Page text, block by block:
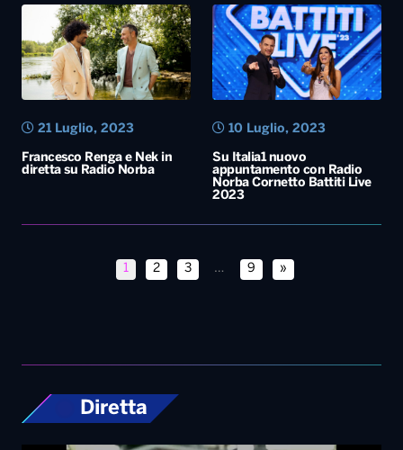
Francesco Renga e Nek in
diretta su Radio Norba
21 Luglio, 2023
Su Italia1 nuovo
appuntamento con Radio
Norba Cornetto Battiti Live
2023
10 Luglio, 2023
1 2 3 … 9 »
Diretta